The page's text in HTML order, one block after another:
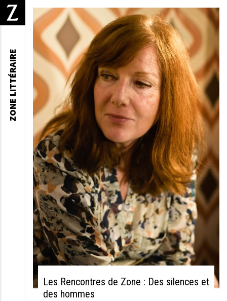
Les Rencontres de Zone : Des silences et
des hommes
ZONE LITTÉRAIRE